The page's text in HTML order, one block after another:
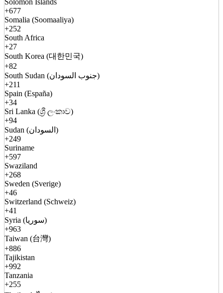
Solomon Islands
+677
Somalia (Soomaaliya)
+252
South Africa
+27
South Korea (대한민국)
+82
South Sudan (جنوب السودان)
+211
Spain (España)
+34
Sri Lanka (ශ්‍රී ලංකාව)
+94
Sudan (السودان)
+249
Suriname
+597
Swaziland
+268
Sweden (Sverige)
+46
Switzerland (Schweiz)
+41
Syria (سوريا)
+963
Taiwan (台灣)
+886
Tajikistan
+992
Tanzania
+255